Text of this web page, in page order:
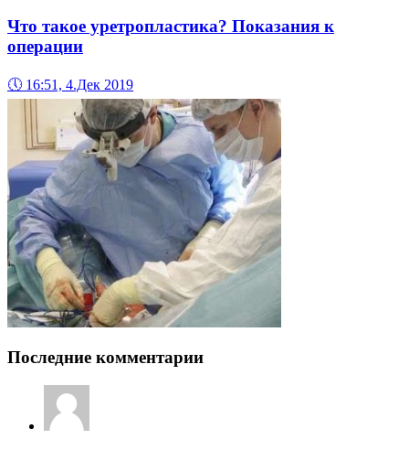
Что такое уретропластика? Показания к
операции
🕔 16:51, 4.Дек 2019
Последние комментарии